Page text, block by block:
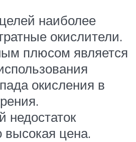
наиболее
окислители.
плюсом является
окисления в
недостаток
высокая цена.